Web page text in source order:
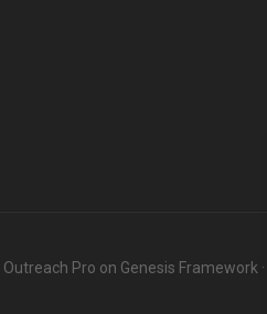
Outreach Pro on Genesis Framework ·